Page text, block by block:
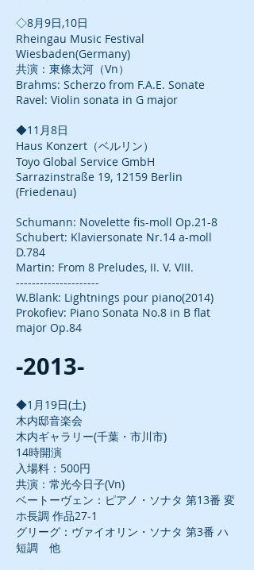
◇8月9日,10日
Rheingau Music Festival
Wiesbaden(Germany)
共演：東條太河（Vn）
Brahms: Scherzo from F.A.E. Sonate
Ravel: Violin sonata in G major
◆11月8日
Haus Konzert（ベルリン）
Toyo Global Service GmbH
Sarrazinstraße 19, 12159 Berlin
(Friedenau)
Schumann: Novelette fis-moll Op.21-8
Schubert: Klaviersonate Nr.14 a-moll
D.784
Martin: From 8 Preludes, II. V. VIII.
---------------------
W.Blank: Lightnings pour piano(2014)
Prokofiev: Piano Sonata No.8 in B flat
major Op.84
-2013-
◆1月19日(土)
木内邸音楽会
木内ギャラリー(千葉・市川市)
14時開演
入場料：500円
共演：常光今日子(Vn)
ベートーヴェン：ピアノ・ソナタ 第13番 変
ホ長調 作品27-1
グリーグ：ヴァイオリン・ソナタ 第3番 ハ
短調 他